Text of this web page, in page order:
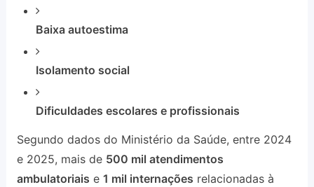
Baixa autoestima
Isolamento social
Dificuldades escolares e profissionais
Segundo dados do Ministério da Saúde, entre 2024
e 2025, mais de 500 mil atendimentos
ambulatoriais e 1 mil internações relacionadas à